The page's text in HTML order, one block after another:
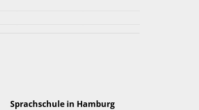
Sprachschule in Hamburg